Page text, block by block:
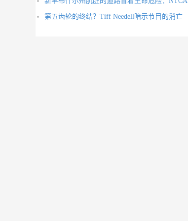
第五齿轮的终结？Tiff Needell暗示节目的消亡